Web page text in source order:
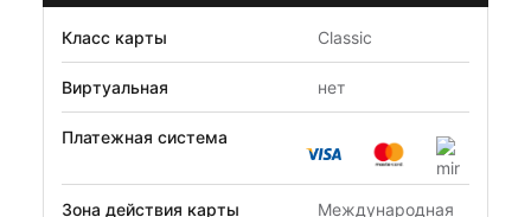
Класс карты Classic
Виртуальная нет
Платежная система
Зона действия карты Международная